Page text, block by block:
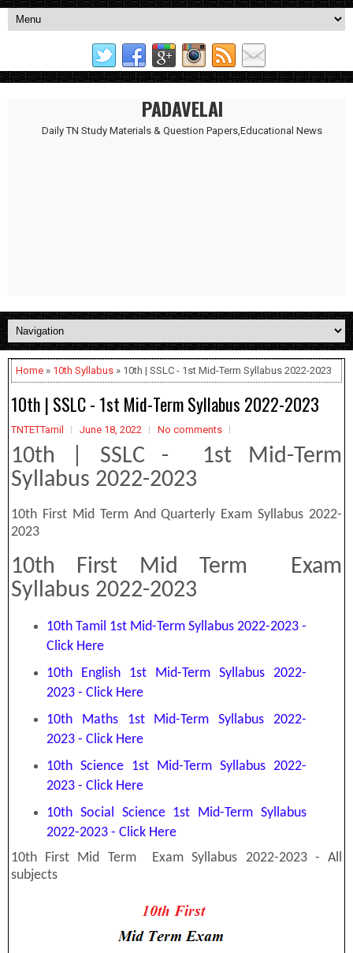
PADAVELAI
Daily TN Study Materials & Question Papers,Educational News
Home » 10th Syllabus » 10th | SSLC - 1st Mid-Term Syllabus 2022-2023
10th | SSLC - 1st Mid-Term Syllabus 2022-2023
TNTETTamil June 18, 2022 No comments
10th | SSLC - 1st Mid-Term
Syllabus 2022-2023
10th First Mid Term And Quarterly Exam Syllabus 2022-
2023
10th First Mid Term Exam
Syllabus 2022-2023
10th Tamil 1st Mid-Term Syllabus 2022-2023 -
Click Here
10th English 1st Mid-Term Syllabus 2022-
2023 - Click Here
10th Maths 1st Mid-Term Syllabus 2022-
2023 - Click Here
10th Science 1st Mid-Term Syllabus 2022-
2023 - Click Here
10th Social Science 1st Mid-Term Syllabus
2022-2023 - Click Here
10th First Mid Term Exam Syllabus 2022-2023 - All
subjects